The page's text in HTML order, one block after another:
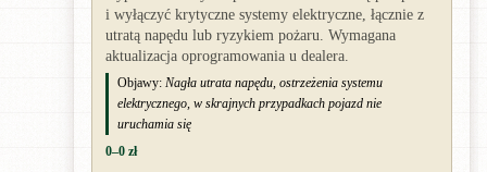
i wyłączyć krytyczne systemy elektryczne, łącznie z
utratą napędu lub ryzykiem pożaru. Wymagana
aktualizacja oprogramowania u dealera.
Objawy: Nagła utrata napędu, ostrzeżenia systemu
elektrycznego, w skrajnych przypadkach pojazd nie
uruchamia się
0–0 zł